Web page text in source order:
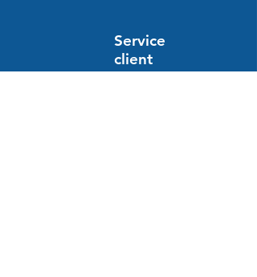
Service
client